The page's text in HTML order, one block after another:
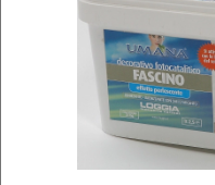
подложка
Грунт-
пропитка
Мраморная
фактурная
штукатурка
Декоративная